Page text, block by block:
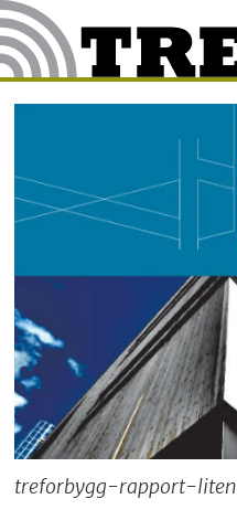
treforbygg-rapport-liten